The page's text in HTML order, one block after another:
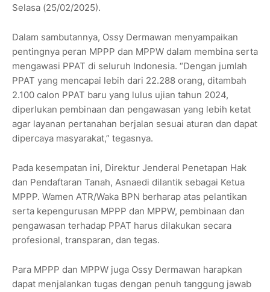
Selasa (25/02/2025).
Dalam sambutannya, Ossy Dermawan menyampaikan
pentingnya peran MPPP dan MPPW dalam membina serta
mengawasi PPAT di seluruh Indonesia. “Dengan jumlah
PPAT yang mencapai lebih dari 22.288 orang, ditambah
2.100 calon PPAT baru yang lulus ujian tahun 2024,
diperlukan pembinaan dan pengawasan yang lebih ketat
agar layanan pertanahan berjalan sesuai aturan dan dapat
dipercaya masyarakat,” tegasnya.
Pada kesempatan ini, Direktur Jenderal Penetapan Hak
dan Pendaftaran Tanah, Asnaedi dilantik sebagai Ketua
MPPP. Wamen ATR/Waka BPN berharap atas pelantikan
serta kepengurusan MPPP dan MPPW, pembinaan dan
pengawasan terhadap PPAT harus dilakukan secara
profesional, transparan, dan tegas.
Para MPPP dan MPPW juga Ossy Dermawan harapkan
dapat menjalankan tugas dengan penuh tanggung jawab